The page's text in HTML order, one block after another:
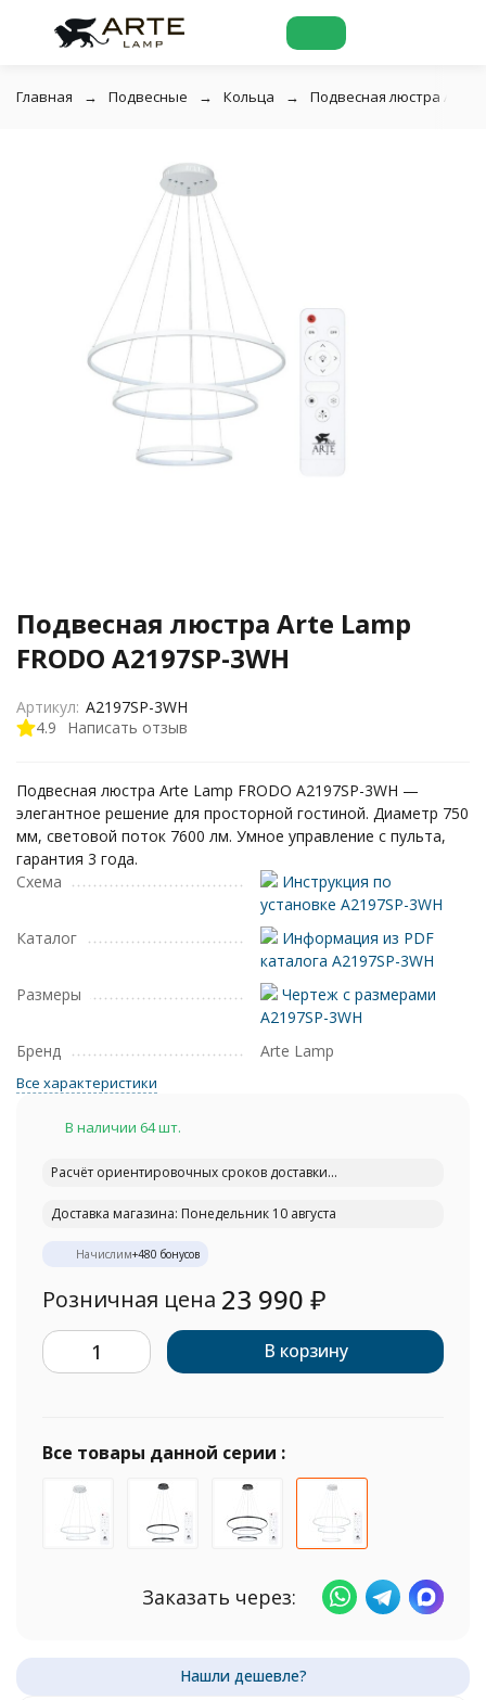
Главная Подвесные Кольца Подвесная люстра Arte
Подвесная люстра Arte Lamp
FRODO A2197SP-3WH
4.9 Написать отзыв
Артикул: A2197SP-3WH
Подвесная люстра Arte Lamp FRODO A2197SP-3WH —
элегантное решение для просторной гостиной. Диаметр 750
мм, световой поток 7600 лм. Умное управление с пульта,
гарантия 3 года.
Схема
Инструкция по
установке A2197SP-3WH
Каталог
Информация из PDF
каталога A2197SP-3WH
Размеры
Чертеж с размерами
A2197SP-3WH
Бренд
Arte Lamp
Все характеристики
В наличии 64 шт.
Расчёт ориентировочных сроков доставки...
Доставка магазина: Понедельник 10 августа
Начислим+480 бонусов
Розничная цена 23 990 ₽
В корзину
Все товары данной серии :
Заказать через: